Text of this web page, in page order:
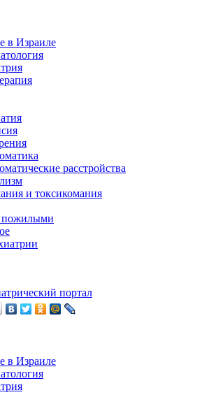
в Израиле
расстройства
и токсикомания
пожилыми
портал
в Израиле